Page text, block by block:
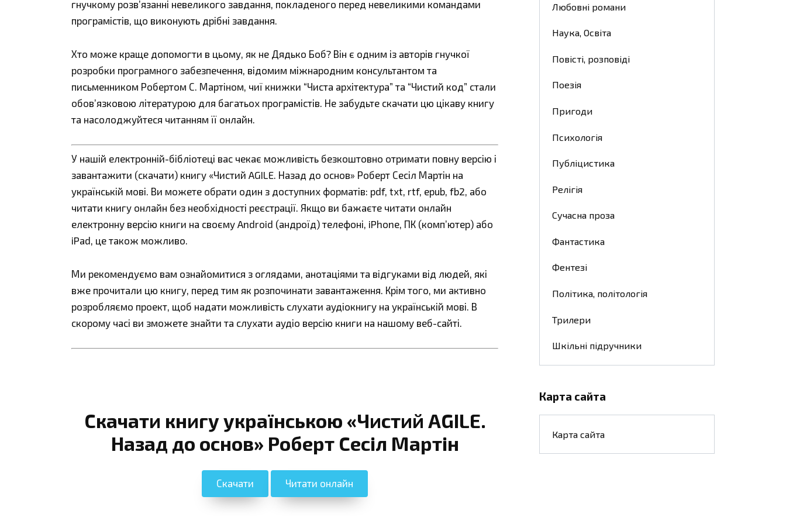
гнучкому розв’язанні невеликого завдання, покладеного перед невеликими командами
програмістів, що виконують дрібні завдання.
Хто може краще допомогти в цьому, як не Дядько Боб? Він є одним із авторів гнучкої
розробки програмного забезпечення, відомим міжнародним консультантом та
письменником Робертом С. Мартіном, чиї книжки “Чиста архітектура” та “Чистий код” стали
обов’язковою літературою для багатьох програмістів. Не забудьте скачати цю цікаву книгу
та насолоджуйтеся читанням її онлайн.
У нашій електронній-бібліотеці вас чекає можливість безкоштовно отримати повну версію і
завантажити (скачати) книгу «Чистий AGILE. Назад до основ» Роберт Сесіл Мартін на
українській мові. Ви можете обрати один з доступних форматів: pdf, txt, rtf, epub, fb2, або
читати книгу онлайн без необхідності реєстрації. Якщо ви бажаєте читати онлайн
електронну версію книги на своєму Android (андроїд) телефоні, iPhone, ПК (комп’ютер) або
iPad, це також можливо.
Ми рекомендуємо вам ознайомитися з оглядами, анотаціями та відгуками від людей, які
вже прочитали цю книгу, перед тим як розпочинати завантаження. Крім того, ми активно
розробляємо проект, щоб надати можливість слухати аудіокнигу на українській мові. В
скорому часі ви зможете знайти та слухати аудіо версію книги на нашому веб-сайті.
Скачати книгу українською «Чистий AGILE.
Назад до основ» Роберт Сесіл Мартін
Скачати Читати онлайн
Любовні романи
Наука, Освіта
Повісті, розповіді
Поезія
Пригоди
Психологія
Публіцистика
Релігія
Сучасна проза
Фантастика
Фентезі
Політика, політологія
Трилери
Шкільні підручники
Карта сайта
Карта сайта